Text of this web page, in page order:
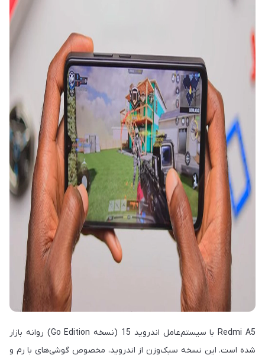
Redmi A5 با سیستم‌عامل اندروید 15 (نسخه Go Edition) روانه بازار
شده است. این نسخه سبک‌وزن از اندروید، مخصوص گوشی‌های با رم و